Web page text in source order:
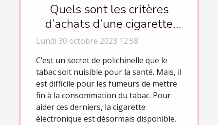
Quels sont les critères
d’achats d’une cigarette
électronique ?
Lundi 30 octobre 2023 12:58
C’est un secret de polichinelle que le
tabac soit nuisible pour la santé. Mais, il
est difficile pour les fumeurs de mettre
fin à la consommation du tabac. Pour
aider ces derniers, la cigarette
électronique est désormais disponible.